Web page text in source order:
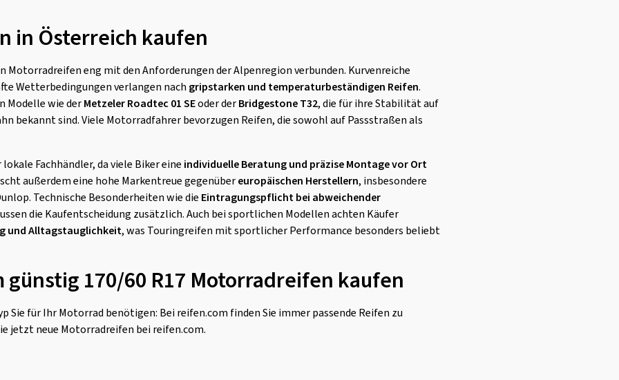
in Österreich kaufen
Motorradreifen eng mit den Anforderungen der Alpenregion verbunden. Kurvenreiche
Wetterbedingungen verlangen nach gripstarken und temperaturbeständigen Reifen.
Modelle wie derMetzeler Roadtec 01 SEoder derBridgestone T32, die für ihre Stabilität auf
bekannt sind. Viele Motorradfahrer bevorzugen Reifen, die sowohl auf Passstraßen als
Fachhändler, da viele Biker eine individuelle Beratung und präzise Montage vor Ort
außerdem eine hohe Markentreue gegenübereuropäischen Herstellern, insbesondere
Technische Besonderheiten wie die Eintragungspflicht bei abweichender
die Kaufentscheidung zusätzlich. Auch bei sportlichen Modellen achten Käufer
und Alltagstauglichkeit, was Touringreifen mit sportlicher Performance besonders beliebt
günstig 170/60 R17 Motorradreifen kaufen
Sie für Ihr Motorrad benötigen: Bei reifen.com finden Sie immer passende Reifen zu
jetzt neue Motorradreifen bei reifen.com.